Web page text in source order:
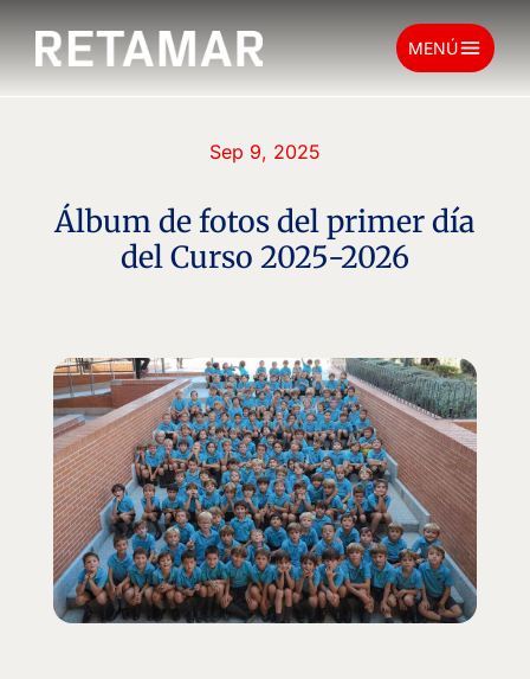
MENÚmenu
Sep 9, 2025
Álbum de fotos del primer día
del Curso 2025-2026